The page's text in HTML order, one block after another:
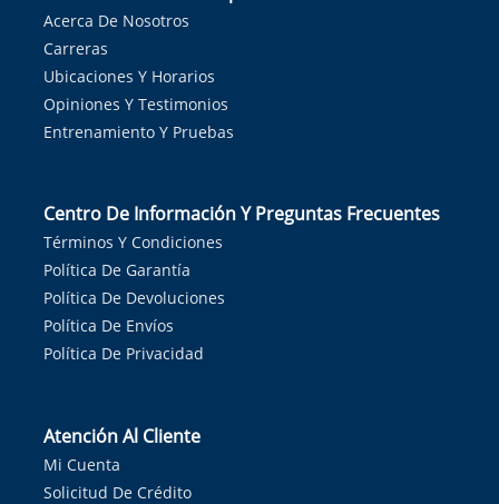
Acerca De Nosotros
Carreras
Ubicaciones Y Horarios
Opiniones Y Testimonios
Entrenamiento Y Pruebas
Centro De Información Y Preguntas Frecuentes
Términos Y Condiciones
Política De Garantía
Política De Devoluciones
Política De Envíos
Política De Privacidad
Atención Al Cliente
Mi Cuenta
Solicitud De Crédito